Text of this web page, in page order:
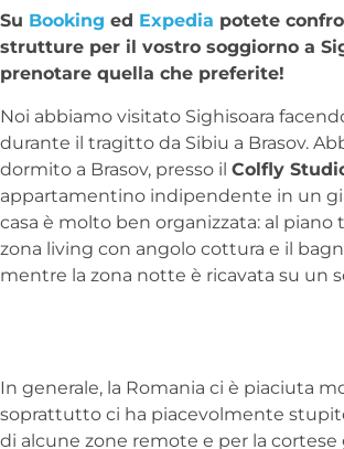
Su Booking ed Expedia potete
strutture per il vostro soggiorno a
prenotare quella che preferite!
Noi abbiamo visitato Sighisoara
durante il tragitto da Sibiu a Brasov.
dormito a Brasov, presso il Colfly
appartamentino indipendente in un
casa è molto ben organizzata: al piano
zona living con angolo cottura e il
mentre la zona notte è ricavata su un
In generale, la Romania ci è piaciuta
soprattutto ci ha piacevolmente
di alcune zone remote e per la cortese